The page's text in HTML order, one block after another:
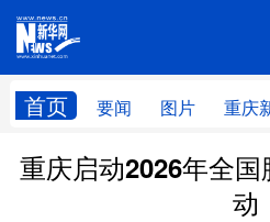
首页 要闻 图片 重庆
网站
重庆启动2026年全
动